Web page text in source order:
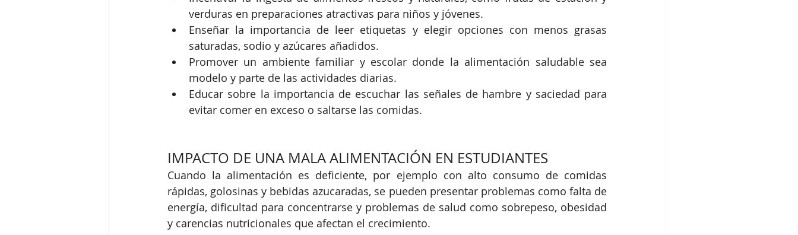
verduras en preparaciones atractivas para niños y jóvenes.
Enseñar la importancia de leer etiquetas y elegir opciones con menos grasas
saturadas, sodio y azúcares añadidos.
Promover un ambiente familiar y escolar donde la alimentación saludable sea
modelo y parte de las actividades diarias.
Educar sobre la importancia de escuchar las señales de hambre y saciedad para
evitar comer en exceso o saltarse las comidas.
IMPACTO DE UNA MALA ALIMENTACIÓN EN ESTUDIANTES
Cuando la alimentación es deficiente, por ejemplo con alto consumo de comidas
rápidas, golosinas y bebidas azucaradas, se pueden presentar problemas como falta de
energía, dificultad para concentrarse y problemas de salud como sobrepeso, obesidad
y carencias nutricionales que afectan el crecimiento.